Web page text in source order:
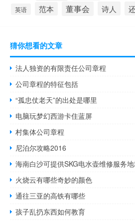
英语 范本 董事会 诗人
猜你想看的文章
法人独资的有限责任公司章程
公司章程的特征包括
“孤忠仗老天”的出处是哪里
电脑玩梦幻西游卡住蓝屏
村集体公司章程
尼泊尔攻略2016
海南白沙可提供SKG电水壶维修服务
火烧云有哪些奇妙的颜色
通往三亚的高铁有哪些
孩子乱扔东西如何教育